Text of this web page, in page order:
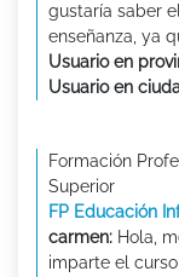
gustaría saber
enseñanza, ya
Usuario en
Usuario en
Formación
Superior
FP Educación
carmen: Hola,
imparte el